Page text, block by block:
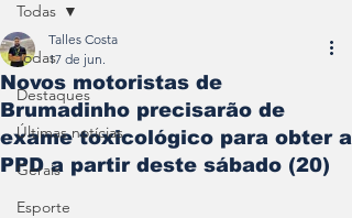
Todas
Destaques
Últimas notícias
Gerais
Esporte
Todas
Novos motoristas de
Brumadinho precisarão de
exame toxicológico para obter a
PPD a partir deste sábado (20)
Talles Costa
17 de jun.